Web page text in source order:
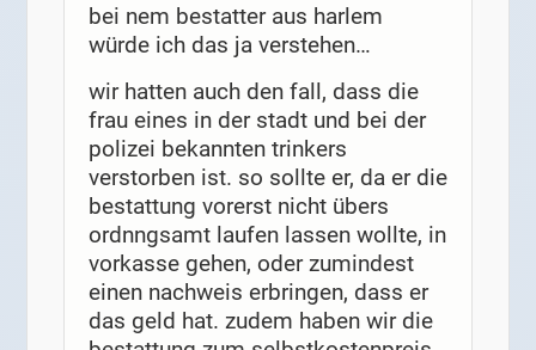
bei nem bestatter aus harlem
würde ich das ja verstehen…
wir hatten auch den fall, dass die
frau eines in der stadt und bei der
polizei bekannten trinkers
verstorben ist. so sollte er, da er die
bestattung vorerst nicht übers
ordnngsamt laufen lassen wollte, in
vorkasse gehen, oder zumindest
einen nachweis erbringen, dass er
das geld hat. zudem haben wir die